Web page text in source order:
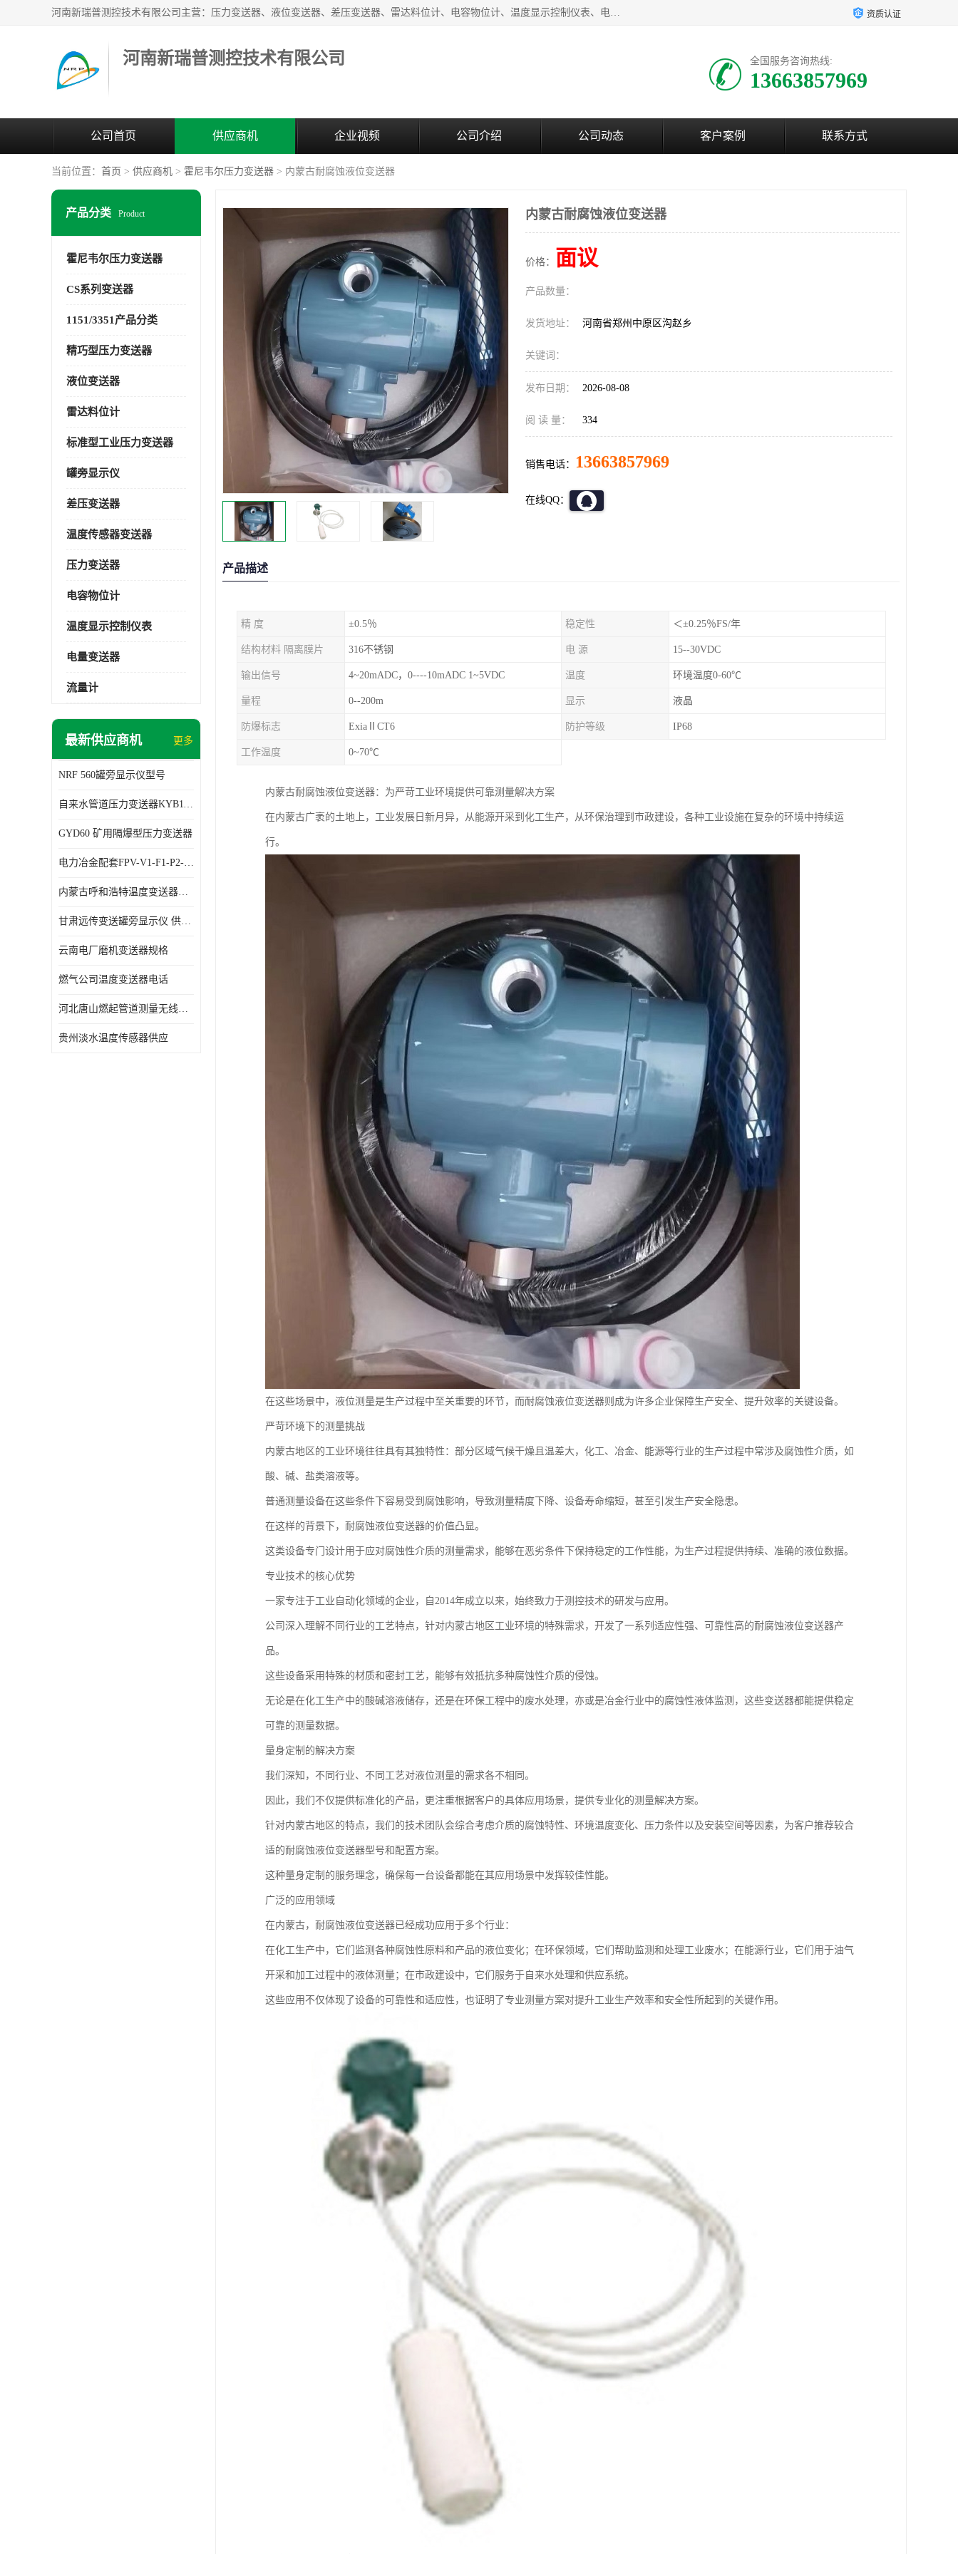
河南新瑞普测控技术有限公司主营：压力变送器、液位变送器、差压变送器、雷达料位计、电容物位计、温度显示控制仪表、电量变送器、流量计、工业自动化系统成套设备。 资质认证
河南新瑞普测控技术有限公司 全国服务咨询热线:
13663857969
公司首页 供应商机 企业视频 公司介绍 公司动态 客户案例 联系方式
当前位置： 首页 > 供应商机 > 霍尼韦尔压力变送器 > 内蒙古耐腐蚀液位变送器
产品分类 Product
霍尼韦尔压力变送器
CS系列变送器
1151/3351产品分类
精巧型压力变送器
液位变送器
雷达料位计
标准型工业压力变送器
罐旁显示仪
差压变送器
温度传感器变送器
压力变送器
电容物位计
温度显示控制仪表
电量变送器
流量计
最新供应商机 更多
NRF 560罐旁显示仪型号
自来水管道压力变送器KYB11G03M2型号 使用方便
GYD60 矿用隔爆型压力变送器
电力冶金配套FPV-V1-F1-P2-03电压变送器
内蒙古呼和浩特温度变送器配套罐旁显示仪供应 性能稳定
甘肃远传变送罐旁显示仪 供应及时
云南电厂磨机变送器规格
燃气公司温度变送器电话
河北唐山燃起管道测量无线压力变送器型号 性能稳定
贵州淡水温度传感器供应
内蒙古耐腐蚀液位变送器
价格： 面议
产品数量：
发货地址： 河南省郑州中原区沟赵乡
关键词：
发布日期： 2026-08-08
阅 读 量： 334
销售电话： 13663857969
在线QQ：
产品描述
精 度 ±0.5％ 稳定性 ＜±0.25％FS/年
结构材料 隔离膜片 316不锈钢 电 源 15--30VDC
输出信号 4~20mADC，0----10mADC 1~5VDC 温度 环境温度0-60℃
量程 0--200m 显示 液晶
防爆标志 ExiaⅡCT6 防护等级 IP68
工作温度 0~70℃
内蒙古耐腐蚀液位变送器：为严苛工业环境提供可靠测量解决方案
在内蒙古广袤的土地上，工业发展日新月异，从能源开采到化工生产，从环保治理到市政建设，各种工业设施在复杂的环境中持续运
行。
在这些场景中，液位测量是生产过程中至关重要的环节，而耐腐蚀液位变送器则成为许多企业保障生产安全、提升效率的关键设备。
严苛环境下的测量挑战
内蒙古地区的工业环境往往具有其独特性：部分区域气候干燥且温差大，化工、冶金、能源等行业的生产过程中常涉及腐蚀性介质，如
酸、碱、盐类溶液等。
普通测量设备在这些条件下容易受到腐蚀影响，导致测量精度下降、设备寿命缩短，甚至引发生产安全隐患。
在这样的背景下，耐腐蚀液位变送器的价值凸显。
这类设备专门设计用于应对腐蚀性介质的测量需求，能够在恶劣条件下保持稳定的工作性能，为生产过程提供持续、准确的液位数据。
专业技术的核心优势
一家专注于工业自动化领域的企业，自2014年成立以来，始终致力于测控技术的研发与应用。
公司深入理解不同行业的工艺特点，针对内蒙古地区工业环境的特殊需求，开发了一系列适应性强、可靠性高的耐腐蚀液位变送器产
品。
这些设备采用特殊的材质和密封工艺，能够有效抵抗多种腐蚀性介质的侵蚀。
无论是在化工生产中的酸碱溶液储存，还是在环保工程中的废水处理，亦或是冶金行业中的腐蚀性液体监测，这些变送器都能提供稳定
可靠的测量数据。
量身定制的解决方案
我们深知，不同行业、不同工艺对液位测量的需求各不相同。
因此，我们不仅提供标准化的产品，更注重根据客户的具体应用场景，提供专业化的测量解决方案。
针对内蒙古地区的特点，我们的技术团队会综合考虑介质的腐蚀特性、环境温度变化、压力条件以及安装空间等因素，为客户推荐较合
适的耐腐蚀液位变送器型号和配置方案。
这种量身定制的服务理念，确保每一台设备都能在其应用场景中发挥较佳性能。
广泛的应用领域
在内蒙古，耐腐蚀液位变送器已经成功应用于多个行业：
在化工生产中，它们监测各种腐蚀性原料和产品的液位变化；在环保领域，它们帮助监测和处理工业废水；在能源行业，它们用于油气
开采和加工过程中的液体测量；在市政建设中，它们服务于自来水处理和供应系统。
这些应用不仅体现了设备的可靠性和适应性，也证明了专业测量方案对提升工业生产效率和安全性所起到的关键作用。